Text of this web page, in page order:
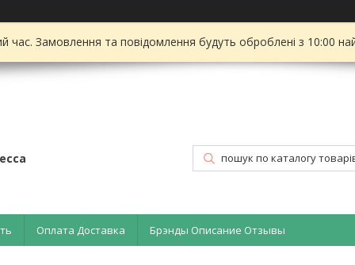
час. Замовлення та повідомлення будуть оброблені з 10:00
Оплата Доставка Брэнды Описание Отзывы